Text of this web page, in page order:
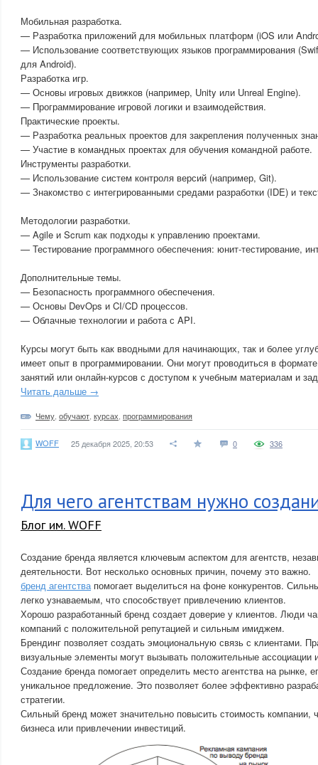
Мобильная разработка.
— Разработка приложений для мобильных платформ (iOS или
— Использование соответствующих языков программирования
для Android).
Разработка игр.
— Основы игровых движков (например, Unity или Unreal Engine).
— Программирование игровой логики и взаимодействия.
Практические проекты.
— Разработка реальных проектов для закрепления полученных
— Участие в командных проектах для обучения командной работе.
Инструменты разработки.
— Использование систем контроля версий (например, Git).
— Знакомство с интегрированными средами разработки (IDE) и
Методологии разработки.
— Agile и Scrum как подходы к управлению проектами.
— Тестирование программного обеспечения: юнит-тестирование,
Дополнительные темы.
— Безопасность программного обеспечения.
— Основы DevOps и CI/CD процессов.
— Облачные технологии и работа с API.
Курсы могут быть как вводными для начинающих, так и более
имеет опыт в программировании. Они могут проводиться в
занятий или онлайн-курсов с доступом к учебным материалам и
Читать дальше →
Чему обучают курсах программирования
WOFF 25 декабря 2025, 20:53 0 336
Для чего агентствам нужно
Блог им. WOFF
Создание бренда является ключевым аспектом для агентств,
деятельности. Вот несколько основных причин, почему это важно.
бренд агентствапомогает выделиться на фоне конкурентов.
легко узнаваемым, что способствует привлечению клиентов.
Хорошо разработанный бренд создает доверие у клиентов. Люди
компаний с положительной репутацией и сильным имиджем.
Брендинг позволяет создать эмоциональную связь с клиентами.
визуальные элементы могут вызывать положительные ассоциации
Создание бренда помогает определить место агентства на рынке,
уникальное предложение. Это позволяет более эффективно
стратегии.
Сильный бренд может значительно повысить стоимость компании,
бизнеса или привлечении инвестиций.